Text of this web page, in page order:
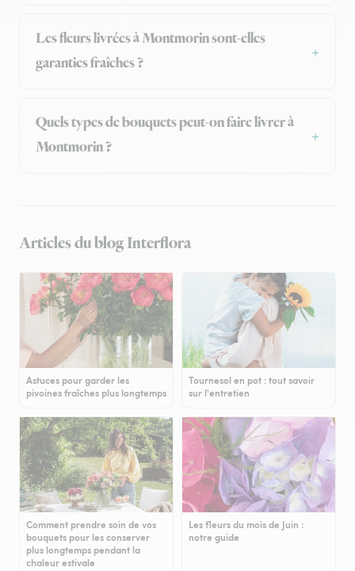
Les fleurs livrées à Montmorin sont-elles
garanties fraîches ?
Quels types de bouquets peut-on faire livrer à
Montmorin ?
Articles du blog Interflora
Astuces pour garder les
pivoines fraîches plus longtemps
Tournesol en pot : tout savoir
sur l'entretien
Comment prendre soin de vos
bouquets pour les conserver
plus longtemps pendant la
chaleur estivale
Les fleurs du mois de Juin :
notre guide